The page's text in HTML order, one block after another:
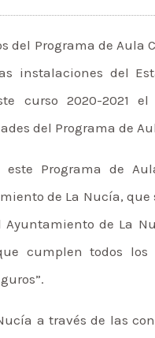
del Programa de Aula
instalaciones del
curso 2020-2021
del Programa de
este Programa de
de La Nucía,
de La
cumplen todos los
a través de las